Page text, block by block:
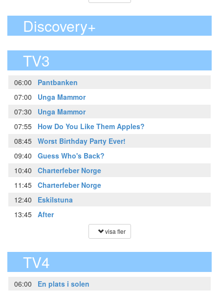
Discovery+
TV3
06:00
Pantbanken
07:00
Unga Mammor
07:30
Unga Mammor
07:55
How Do You Like Them Apples?
08:45 Worst Birthday Party Ever!
09:40
Guess Who's Back?
10:40
Charterfeber Norge
11:45 Charterfeber Norge
12:40
Eskilstuna
13:45 After
visa fler
TV4
06:00
En plats i solen